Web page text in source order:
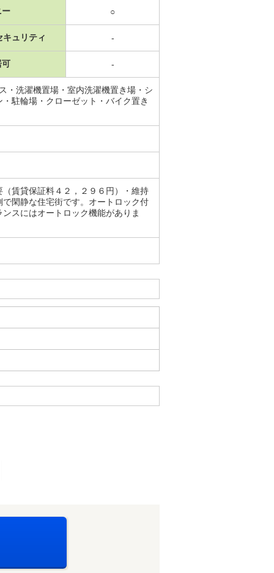
ー ○
キュリティ -
可 -
・洗濯機置場・室内洗濯機置き場・シ
駐輪場・クローゼット・バイク置き
賃貸保証料４２，２９６円）・維持
閑静な住宅街です。オートロック付
スにはオートロック機能がありま